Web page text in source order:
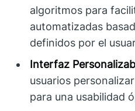
algoritmos para
automatizadas
definidos por el
Interfaz
usuarios
para una usabilidad